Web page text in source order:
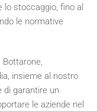
stoccaggio, fino al
le normative
insieme al nostro
garantire un
le aziende nel